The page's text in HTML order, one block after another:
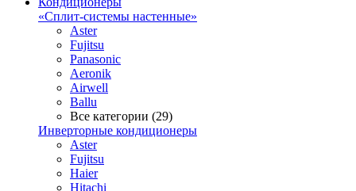
«Сплит-системы настенные»
Aster
Fujitsu
Panasonic
Aeronik
Airwell
Ballu
Все категории (29)
Инверторные кондиционеры
Aster
Fujitsu
Haier
Hitachi